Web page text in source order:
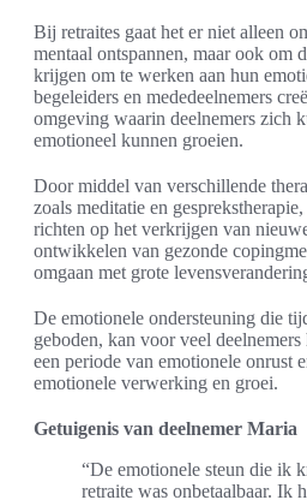
Bij retraites gaat het er niet alleen
mentaal ontspannen, maar ook om
krijgen om te werken aan hun
begeleiders en mededeelnemers
omgeving waarin deelnemers zich
emotioneel kunnen groeien.
Door middel van verschillende
zoals meditatie en
richten op het verkrijgen van
ontwikkelen van gezonde
omgaan met grote
De emotionele ondersteuning die
geboden, kan voor veel
een periode van emotionele onrust
emotionele verwerking en groei.
Getuigenis van deelnemer Maria
“De emotionele steun die ik
retraite was onbetaalbaar. Ik